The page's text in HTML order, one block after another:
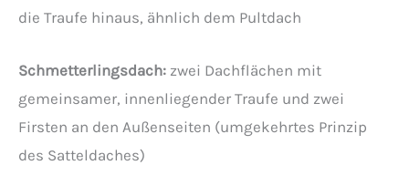
die Traufe hinaus, ähnlich dem Pultdach
Schmetterlingsdach: zwei Dachflächen mit
gemeinsamer, innenliegender Traufe und zwei
Firsten an den Außenseiten (umgekehrtes Prinzip
des Satteldaches)